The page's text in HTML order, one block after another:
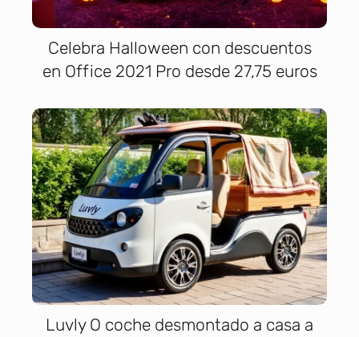
Celebra Halloween con descuentos
en Office 2021 Pro desde 27,75 euros
Luvly O coche desmontado a casa a